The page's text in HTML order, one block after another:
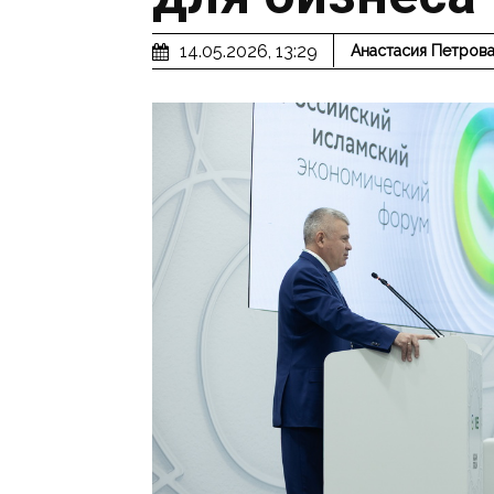
14.05.2026, 13:29 Анастасия Петрова